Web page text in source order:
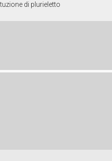
di plurieletto